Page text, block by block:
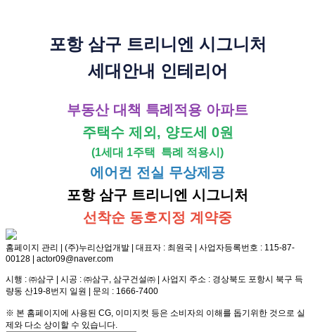
포항 삼구 트리니엔 시그니처
세대안내 인테리어
부동산 대책 특례적용 아파트
주택수 제외, 양도세 0원
(1세대 1주택 특례 적용시)
에어컨 전실 무상제공
포항 삼구 트리니엔 시그니처
선착순 동호지정 계약중
홈페이지 관리 | (주)누리산업개발 | 대표자 : 최원국 | 사업자등록번호 : 115-87-
00128 | actor09@naver.com
시행 : ㈜삼구 | 시공 : ㈜삼구, 삼구건설㈜ | 사업지 주소 : 경상북도 포항시 북구 득
량동 산19-8번지 일원 | 문의 : 1666-7400
※ 본 홈페이지에 사용된 CG, 이미지컷 등은 소비자의 이해를 돕기위한 것으로 실
제와 다소 상이할 수 있습니다.